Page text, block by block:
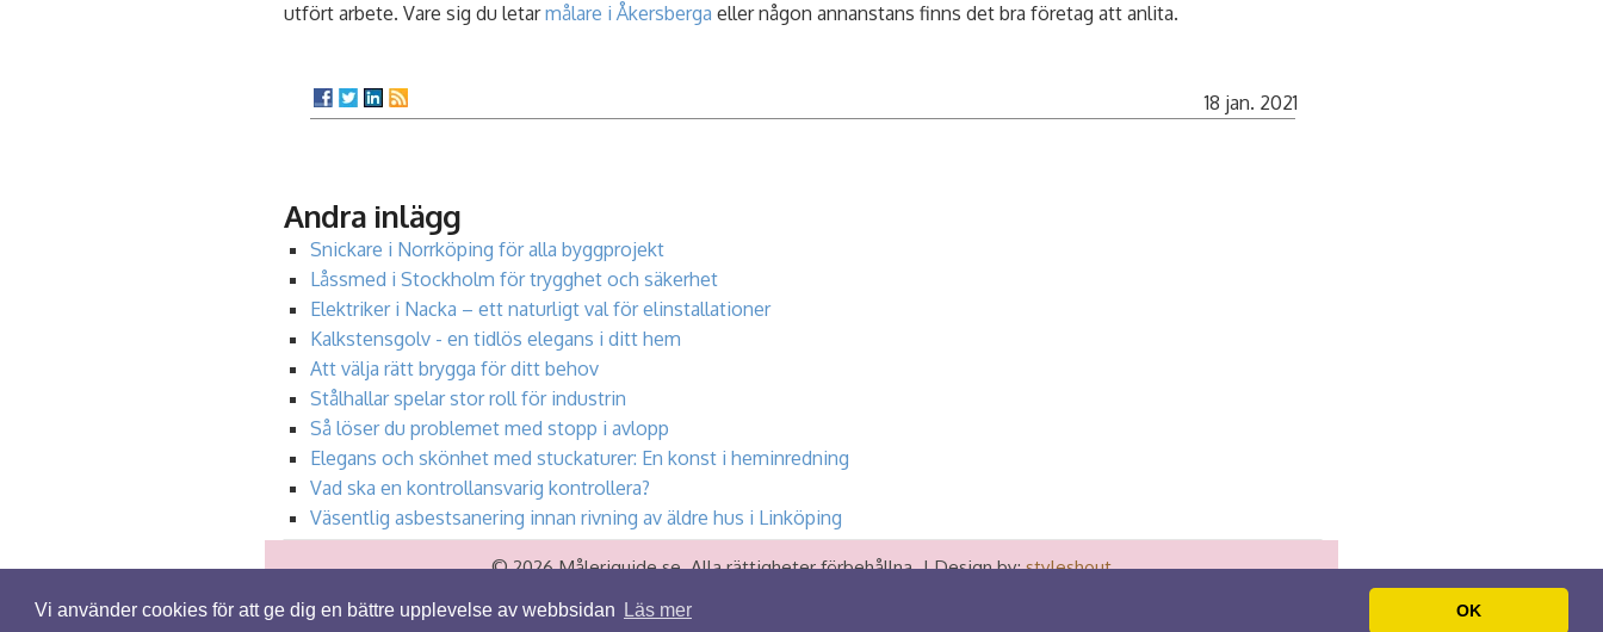
Vi använder cookies för att ge dig en bättre upplevelse av webbsidan Läs mer OK
utfört arbete. Vare sig du letarmålare i Åkersberga eller någon annanstans finns det bra företag att anlita.
18 jan. 2021
Andra inlägg
Snickare i Norrköping för alla byggprojekt
Låssmed i Stockholm för trygghet och säkerhet
Elektriker i Nacka – ett naturligt val för elinstallationer
Kalkstensgolv - en tidlös elegans i ditt hem
Att välja rätt brygga för ditt behov
Stålhallar spelar stor roll för industrin
Så löser du problemet med stopp i avlopp
Elegans och skönhet med stuckaturer: En konst i heminredning
Vad ska en kontrollansvarig kontrollera?
Väsentlig asbestsanering innan rivning av äldre hus i Linköping
© 2026 Måleriguide.se. Alla rättigheter förbehållna. | Design by:styleshout